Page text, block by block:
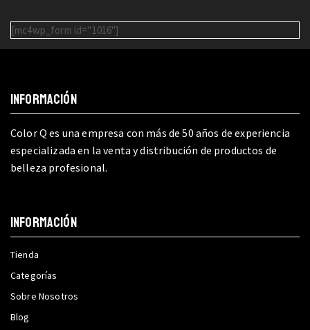
[mc4wp_form id="1016"]
INFORMACIÓN
Color Q es una empresa con más de 50 años de experiencia
especializada en la venta y distribución de productos de
belleza profesional.
INFORMACIÓN
Tienda
Categorías
Sobre Nosotros
Blog